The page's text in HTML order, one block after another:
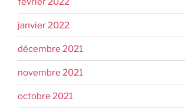
janvier 2022
décembre 2021
novembre 2021
octobre 2021